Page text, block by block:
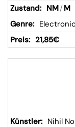
NM/ M
Electronic
21,85€
Nihil